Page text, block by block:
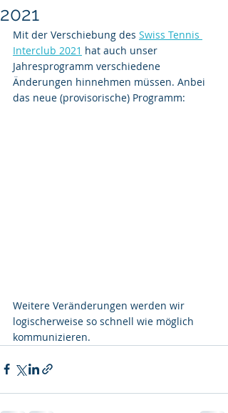
2021
Mit der Verschiebung des Swiss Tennis
Interclub 2021 hat auch unser
Jahresprogramm verschiedene
Änderungen hinnehmen müssen. Anbei
das neue (provisorische) Programm:
Weitere Veränderungen werden wir
logischerweise so schnell wie möglich
kommunizieren.